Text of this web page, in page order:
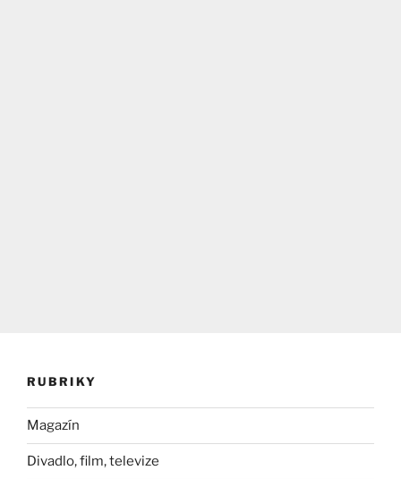
RUBRIKY
Magazín
Divadlo, film, televize